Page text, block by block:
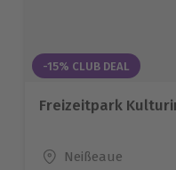
-15% CLUB DEAL
Freizeitpark
Standort
Neißeaue